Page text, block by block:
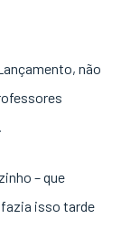
não
– que
fazia isso tarde